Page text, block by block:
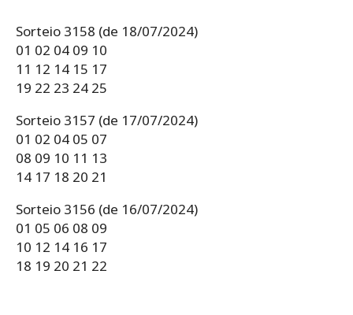
Sorteio 3158 (de 18/07/2024)
01 02 04 09 10
11 12 14 15 17
19 22 23 24 25
Sorteio 3157 (de 17/07/2024)
01 02 04 05 07
08 09 10 11 13
14 17 18 20 21
Sorteio 3156 (de 16/07/2024)
01 05 06 08 09
10 12 14 16 17
18 19 20 21 22